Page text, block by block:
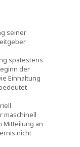
seiner
spätestens
der
Einhaltung
maschinell
Mitteilung an
nicht